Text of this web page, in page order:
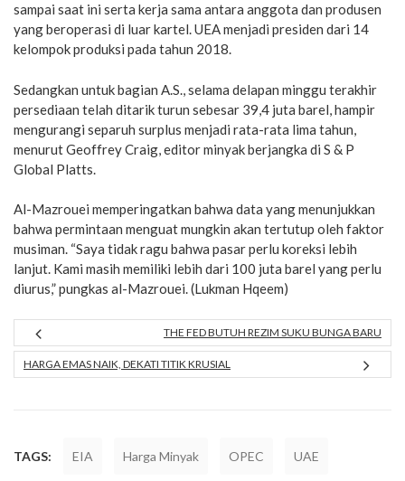
sampai saat ini serta kerja sama antara anggota dan produsen
yang beroperasi di luar kartel. UEA menjadi presiden dari 14
kelompok produksi pada tahun 2018.
Sedangkan untuk bagian A.S., selama delapan minggu terakhir
persediaan telah ditarik turun sebesar 39,4 juta barel, hampir
mengurangi separuh surplus menjadi rata-rata lima tahun,
menurut Geoffrey Craig, editor minyak berjangka di S & P
Global Platts.
Al-Mazrouei memperingatkan bahwa data yang menunjukkan
bahwa permintaan menguat mungkin akan tertutup oleh faktor
musiman. “Saya tidak ragu bahwa pasar perlu koreksi lebih
lanjut. Kami masih memiliki lebih dari 100 juta barel yang perlu
diurus,” pungkas al-Mazrouei. (Lukman Hqeem)
THE FED BUTUH REZIM SUKU BUNGA BARU
HARGA EMAS NAIK, DEKATI TITIK KRUSIAL
TAGS: EIA Harga Minyak OPEC UAE